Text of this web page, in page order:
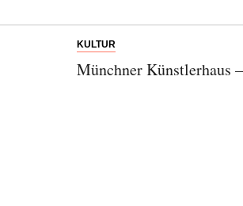
KULTUR
Münchner Künstlerhaus